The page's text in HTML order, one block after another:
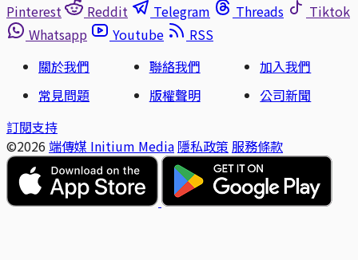
Pinterest
Reddit Telegram Threads
Tiktok
Whatsapp
Youtube
RSS
關於我們
聯絡我們
加入我們
常見問題
版權聲明
公司新聞
訂閱支持
©2026 端傳媒 Initium Media 隱私政策 服務條款